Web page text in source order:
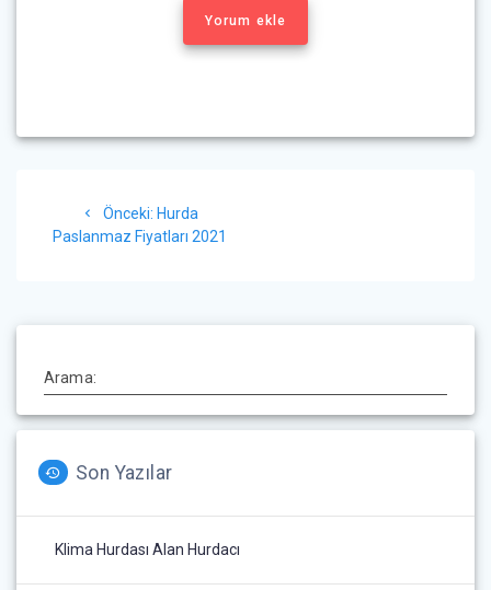
Yorum ekle
gezinmesi
Önceki: Önceki
yazı:
Hurda
Paslanmaz Fiyatları 2021
Arama:
Son Yazılar
Klima Hurdası Alan Hurdacı